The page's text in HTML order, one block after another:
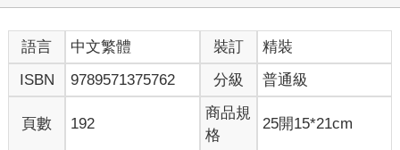
語言 中文繁體 裝訂
精裝
ISBN
9789571375762 分級 普通級
頁數 192
商品規
格
25開15*21cm